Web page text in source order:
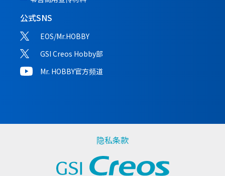
公式SNS
EOS/Mr.HOBBY
GSI Creos Hobby部
Mr. HOBBY官方频道
隐私条款